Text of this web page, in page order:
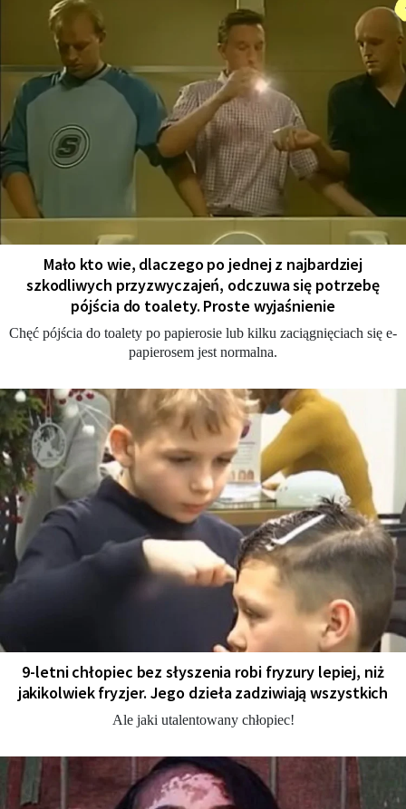
Mało kto wie, dlaczego po jednej z najbardziej
szkodliwych przyzwyczajeń, odczuwa się potrzebę
pójścia do toalety. Proste wyjaśnienie
Chęć pójścia do toalety po papierosie lub kilku zaciągnięciach się e-
papierosem jest normalna.
9-letni chłopiec bez słyszenia robi fryzury lepiej, niż
jakikolwiek fryzjer. Jego dzieła zadziwiają wszystkich
Ale jaki utalentowany chłopiec!